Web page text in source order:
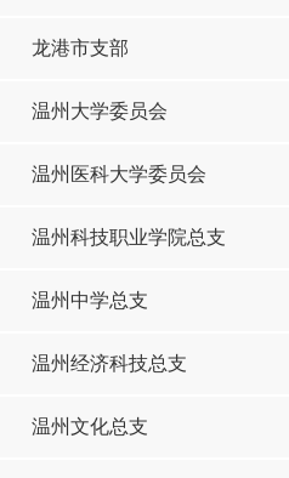
龙港市支部
温州大学委员会
温州医科大学委员会
温州科技职业学院总支
温州中学总支
温州经济科技总支
温州文化总支